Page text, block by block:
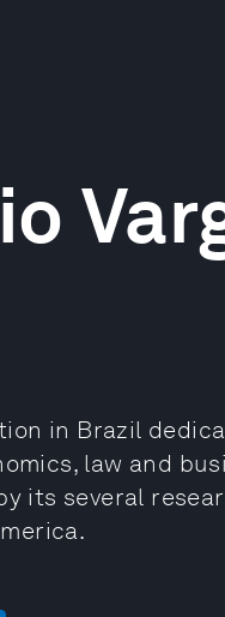
in Brazil
law and
its several